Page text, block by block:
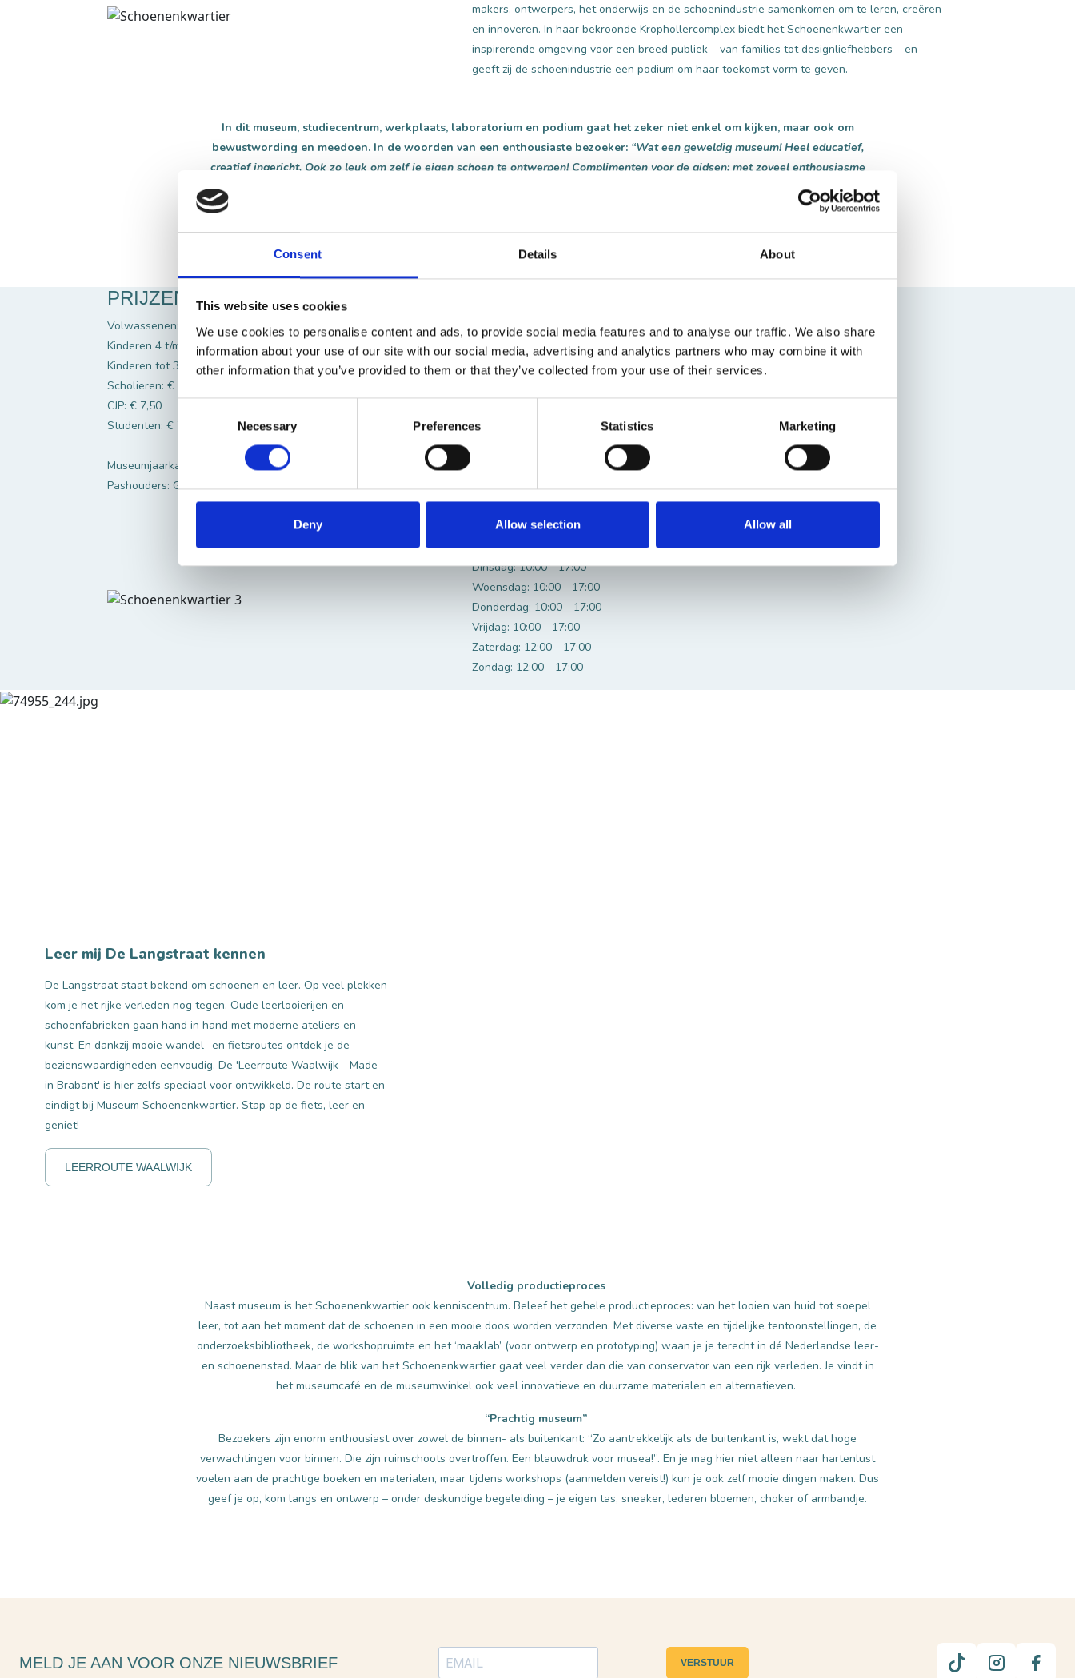
Consent Details About
This website uses cookies
We use cookies to personalise content and ads, to provide social media features and to analyse our traffic. We also share
information about your use of our site with our social media, advertising and analytics partners who may combine it with
other information that you’ve provided to them or that they’ve collected from your use of their services.
Necessary Preferences Statistics Marketing
Deny Allow selection Allow all
makers, ontwerpers, het onderwijs en de schoenindustrie samenkomen om te leren, creëren
en innoveren. In haar bekroonde Krophollercomplex biedt het Schoenenkwartier een
inspirerende omgeving voor een breed publiek – van families tot designliefhebbers – en
geeft zij de schoenindustrie een podium om haar toekomst vorm te geven.
In dit museum, studiecentrum, werkplaats, laboratorium en podium gaat het zeker niet enkel om kijken, maar ook om
bewustwording en meedoen. In de woorden van een enthousiaste bezoeker: “Wat een geweldig museum! Heel educatief,
creatief ingericht. Ook zo leuk om zelf je eigen schoen te ontwerpen! Complimenten voor de gidsen; met zoveel enthousiasme
PRIJZEN
Volwassenen: € 15,50
Kinderen 4 t/m 17: € 7,50
Kinderen tot 3 jaar: Gratis
Scholieren: € 7,50
CJP: € 7,50
Studenten: € 7,50 (MBO/HBO/WO)
Museumjaarkaart: Gratis
Pashouders: Gratis
OPENINGSTIJDEN
Maandag: Gesloten
Dinsdag: 10:00 - 17:00
Woensdag: 10:00 - 17:00
Donderdag: 10:00 - 17:00
Vrijdag: 10:00 - 17:00
Zaterdag: 12:00 - 17:00
Zondag: 12:00 - 17:00
Leer mij De Langstraat kennen
De Langstraat staat bekend om schoenen en leer. Op veel plekken
kom je het rijke verleden nog tegen. Oude leerlooierijen en
schoenfabrieken gaan hand in hand met moderne ateliers en
kunst. En dankzij mooie wandel- en fietsroutes ontdek je de
bezienswaardigheden eenvoudig. De 'Leerroute Waalwijk - Made
in Brabant' is hier zelfs speciaal voor ontwikkeld. De route start en
eindigt bij Museum Schoenenkwartier. Stap op de fiets, leer en
geniet!
LEERROUTE WAALWIJK
Volledig productieproces
Naast museum is het Schoenenkwartier ook kenniscentrum. Beleef het gehele productieproces: van het looien van huid tot soepel
leer, tot aan het moment dat de schoenen in een mooie doos worden verzonden. Met diverse vaste en tijdelijke tentoonstellingen, de
onderzoeksbibliotheek, de workshopruimte en het ‘maaklab’ (voor ontwerp en prototyping) waan je je terecht in dé Nederlandse leer-
en schoenenstad. Maar de blik van het Schoenenkwartier gaat veel verder dan die van conservator van een rijk verleden. Je vindt in
het museumcafé en de museumwinkel ook veel innovatieve en duurzame materialen en alternatieven.
“Prachtig museum”
Bezoekers zijn enorm enthousiast over zowel de binnen- als buitenkant: “Zo aantrekkelijk als de buitenkant is, wekt dat hoge
verwachtingen voor binnen. Die zijn ruimschoots overtroffen. Een blauwdruk voor musea!”. En je mag hier niet alleen naar hartenlust
voelen aan de prachtige boeken en materialen, maar tijdens workshops (aanmelden vereist!) kun je ook zelf mooie dingen maken. Dus
geef je op, kom langs en ontwerp – onder deskundige begeleiding – je eigen tas, sneaker, lederen bloemen, choker of armbandje.
MELD JE AAN VOOR ONZE NIEUWSBRIEF VERSTUUR